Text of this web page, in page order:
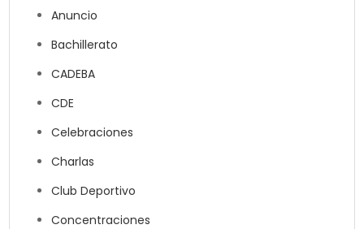
Anuncio
Bachillerato
CADEBA
CDE
Celebraciones
Charlas
Club Deportivo
Concentraciones